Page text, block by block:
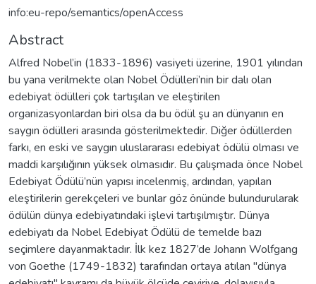
info:eu-repo/semantics/openAccess
Abstract
Alfred Nobel’in (1833-1896) vasiyeti üzerine, 1901 yılından
bu yana verilmekte olan Nobel Ödülleri’nin bir dalı olan
edebiyat ödülleri çok tartışılan ve eleştirilen
organizasyonlardan biri olsa da bu ödül şu an dünyanın en
saygın ödülleri arasında gösterilmektedir. Diğer ödüllerden
farkı, en eski ve saygın uluslararası edebiyat ödülü olması ve
maddi karşılığının yüksek olmasıdır. Bu çalışmada önce Nobel
Edebiyat Ödülü’nün yapısı incelenmiş, ardından, yapılan
eleştirilerin gerekçeleri ve bunlar göz önünde bulundurularak
ödülün dünya edebiyatındaki işlevi tartışılmıştır. Dünya
edebiyatı da Nobel Edebiyat Ödülü de temelde bazı
seçimlere dayanmaktadır. İlk kez 1827’de Johann Wolfgang
von Goethe (1749-1832) tarafından ortaya atılan "dünya